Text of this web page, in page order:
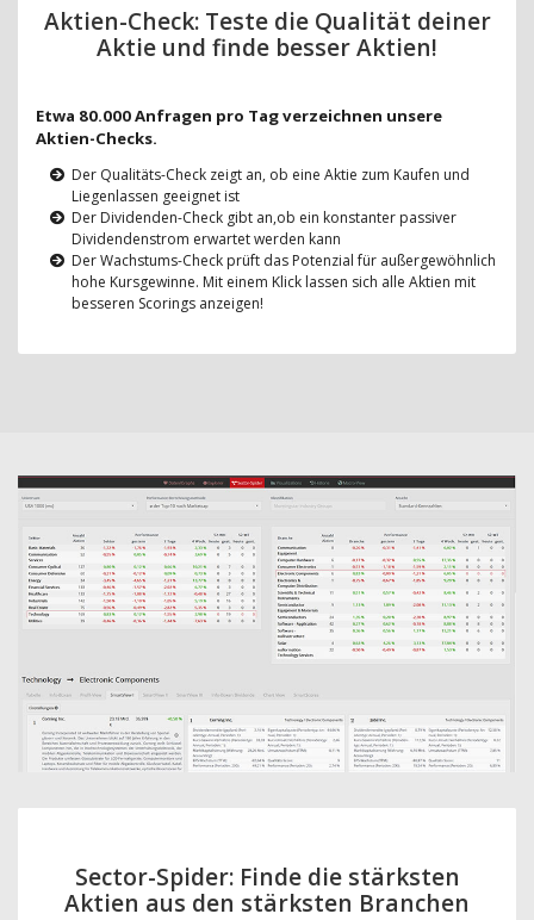
Aktien-Check: Teste die Qualität deiner
Aktie und finde besser Aktien!
Etwa 80.000 Anfragen pro Tag verzeichnen unsere
Aktien-Checks.
Der Qualitäts-Check zeigt an, ob eine Aktie zum Kaufen und
Liegenlassen geeignet ist
Der Dividenden-Check gibt an,ob ein konstanter passiver
Dividendenstrom erwartet werden kann
Der Wachstums-Check prüft das Potenzial für außergewöhnlich
hohe Kursgewinne. Mit einem Klick lassen sich alle Aktien mit
besseren Scorings anzeigen!
Sector-Spider: Finde die stärksten
Aktien aus den stärksten Branchen